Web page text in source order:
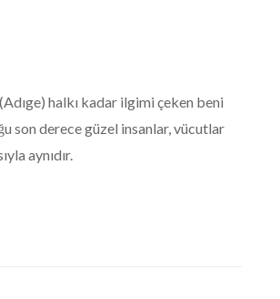
halkı kadar ilgimi çeken beni
son derece güzel insanlar, vücutlar
aynıdır.